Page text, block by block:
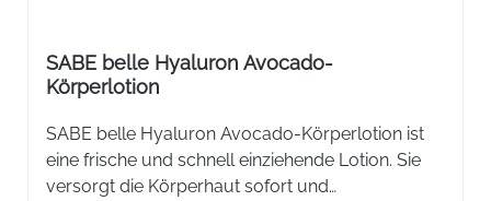
SABE belle Hyaluron Avocado-
Körperlotion
SABE belle Hyaluron Avocado-Körperlotion ist
eine frische und schnell einziehende Lotion. Sie
versorgt die Körperhaut sofort und